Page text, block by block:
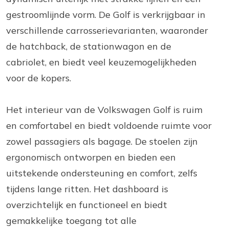
gestroomlijnde vorm. De Golf is verkrijgbaar in
verschillende carrosserievarianten, waaronder
de hatchback, de stationwagon en de
cabriolet, en biedt veel keuzemogelijkheden
voor de kopers.
Het interieur van de Volkswagen Golf is ruim
en comfortabel en biedt voldoende ruimte voor
zowel passagiers als bagage. De stoelen zijn
ergonomisch ontworpen en bieden een
uitstekende ondersteuning en comfort, zelfs
tijdens lange ritten. Het dashboard is
overzichtelijk en functioneel en biedt
gemakkelijke toegang tot alle